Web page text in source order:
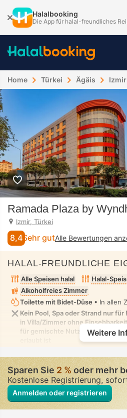
Halalbooking
Die App für halal-freundliches
Home Türkei Ägäis Izmir
Ramada Plaza by
Izmir, Türkei
8,4 Sehr gutAlle Bewertungen
HALAL-FREUNDLICHE
Alle Speisen halal
Halal-
Alkoholfreies Zimmer
Toilette mit Bidet-Düse • In allen
Kein Pool, Spa oder Strand nur
in Villa/Zimmer ohne
für gemischte Nutzung, in dem
Weitere
Sparen Sie2 %oder mehr
Kostenlose Registrierung,
Anmelden oder registrieren